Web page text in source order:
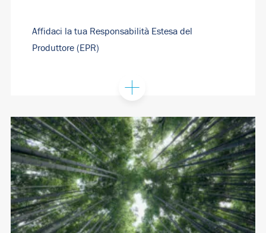
Affidaci la tua Responsabilità Estesa del
Produttore (EPR)